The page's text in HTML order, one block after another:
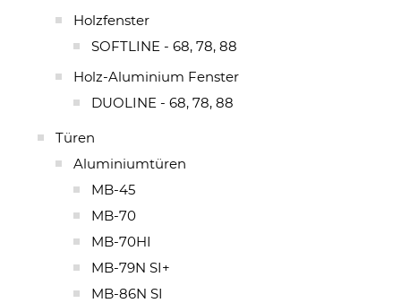
Holzfenster
SOFTLINE - 68, 78, 88
Holz-Aluminium Fenster
DUOLINE - 68, 78, 88
Türen
Aluminiumtüren
MB-45
MB-70
MB-70HI
MB-79N SI+
MB-86N SI